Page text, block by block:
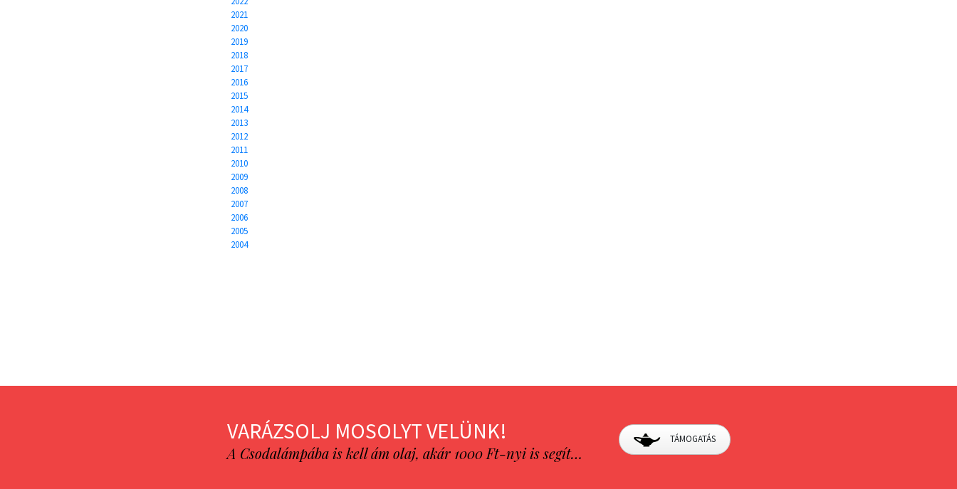
2021
2020
2019
2018
2017
2016
2015
2014
2013
2012
2011
2010
2009
2008
2007
2006
2005
2004
VARÁZSOLJ MOSOLYT VELÜNK!
A Csodalámpába is kell ám olaj, akár 1000 Ft-nyi is segít…
TÁMOGATÁS